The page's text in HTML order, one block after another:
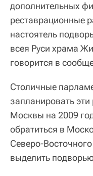
дополнительных
реставрационные
настоятель
всея Руси храма
говорится в
Столичные
запланировать
Москвы на 2009
обратиться в
Северо-
выделить